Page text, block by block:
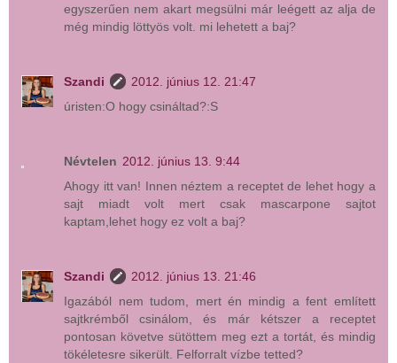
egyszerűen nem akart megsülni már leégett az alja de
még mindig löttyös volt. mi lehetett a baj?
Szandi
2012. június 12. 21:47
úristen:O hogy csináltad?:S
Névtelen 2012. június 13. 9:44
Ahogy itt van! Innen néztem a receptet de lehet hogy a
sajt miadt volt mert csak mascarpone sajtot
kaptam,lehet hogy ez volt a baj?
Szandi
2012. június 13. 21:46
Igazából nem tudom, mert én mindig a fent említett
sajtkrémből csinálom, és már kétszer a receptet
pontosan követve sütöttem meg ezt a tortát, és mindig
tökéletesre sikerült. Felforralt vízbe tetted?